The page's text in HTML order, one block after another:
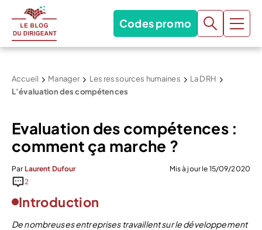
Codes promo
Accueil Manager Les ressources humaines
La DRH
L’évaluation des compétences
Evaluation des compétences :
comment ça marche ?
Par Laurent Dufour
Mis à jour le 15/09/2020
2
Introduction
De nombreuses entreprises travaillent sur le développement